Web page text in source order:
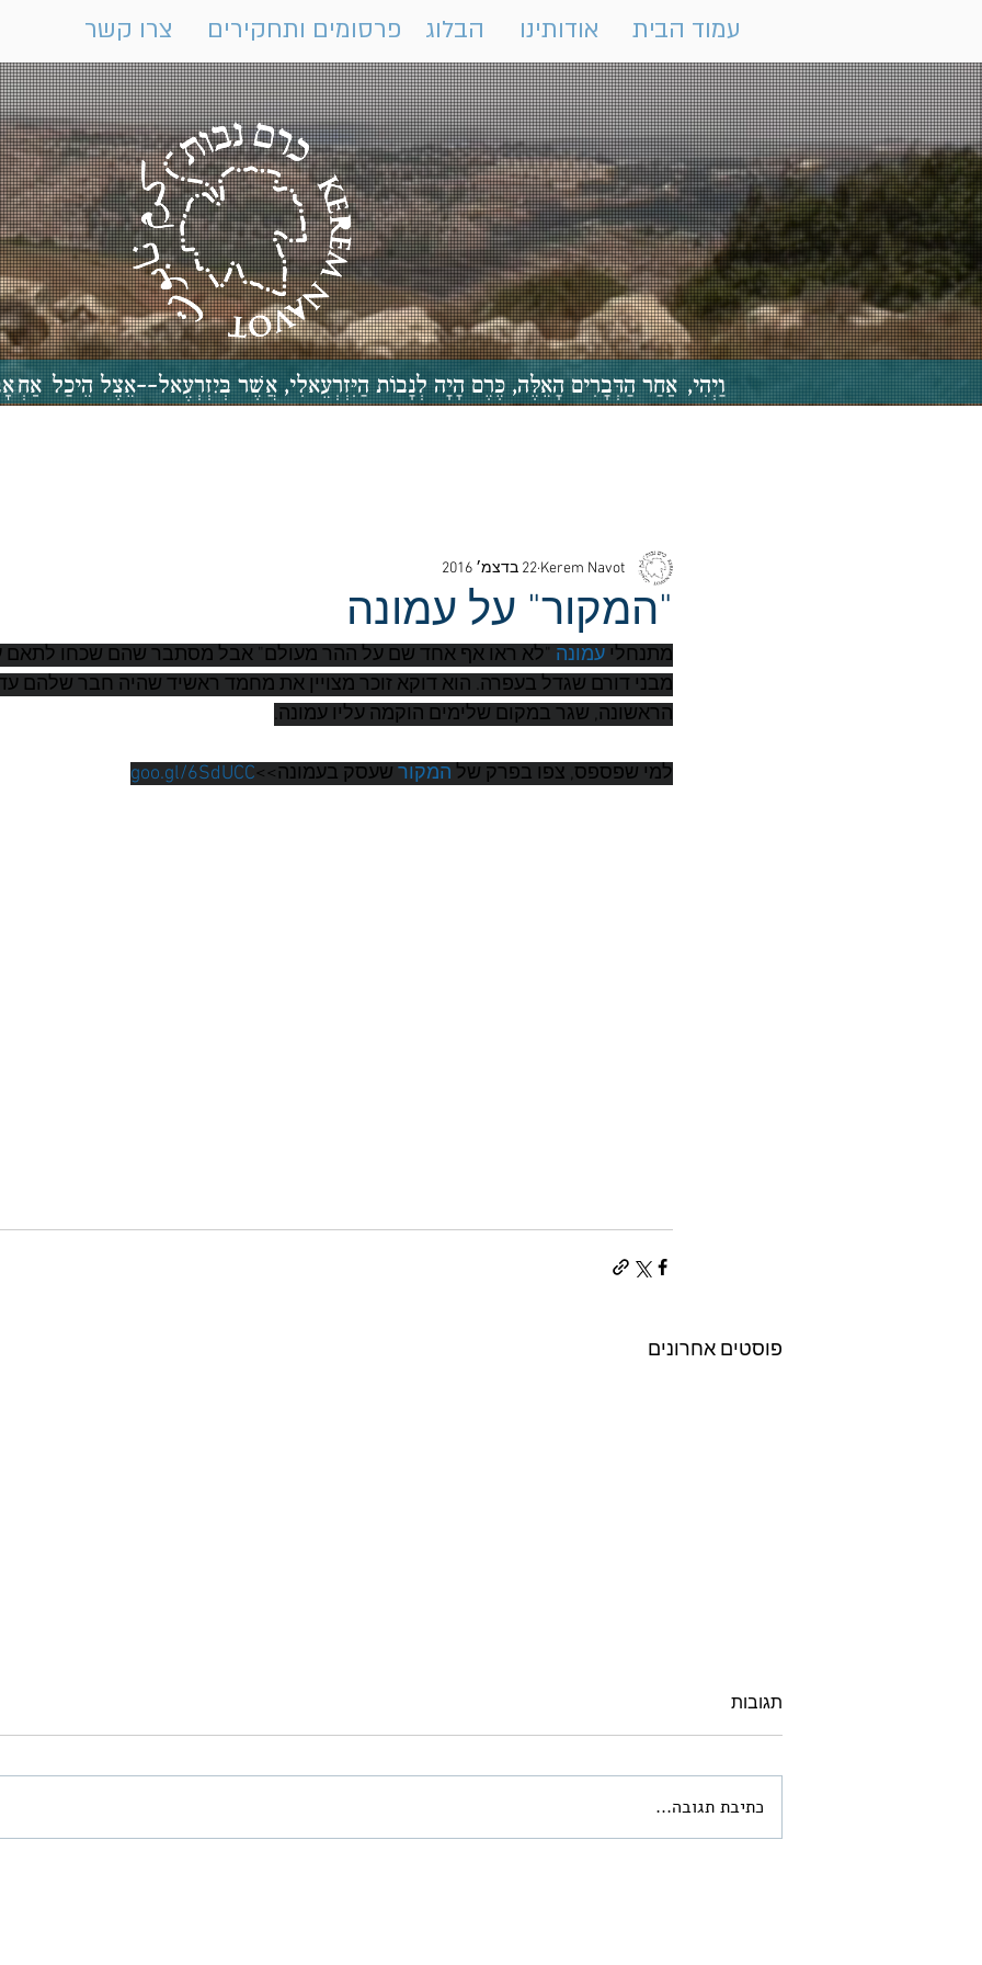
צרו קשר פרסומים ותחקירים הבלוג אודותינו עמוד הבית
וַיְהִי, אַחַר הַדְּבָרִים הָאֵלֶּה, כֶּרֶם הָיָה לְנָבוֹת הַיִּזְרְעֵאלִי, אֲשֶׁר בְּיִזְרְעֶאל--אֵצֶל
"המקור" על עמונה
Kerem Navot 22 בדצמ׳ 2016
מתנחלי עמונה "לא ראו אף אחד שם על ההר מעולם" אבל מסתבר שהם שכחו לתאם
מבני דורם שגדל בעפרה. הוא דוקא זוכר מצויין את מחמד ראשיד שהיה חבר שלהם
הראשונה, שגר במקום שלימים הוקמה עליו עמונה.
למי שפספס, צפו בפרק של המקור שעסק בעמונה>>goo.gl/6SdUCC
פוסטים אחרונים
ארמונות החשמונאים
תגובות
כתיבת תגובה...